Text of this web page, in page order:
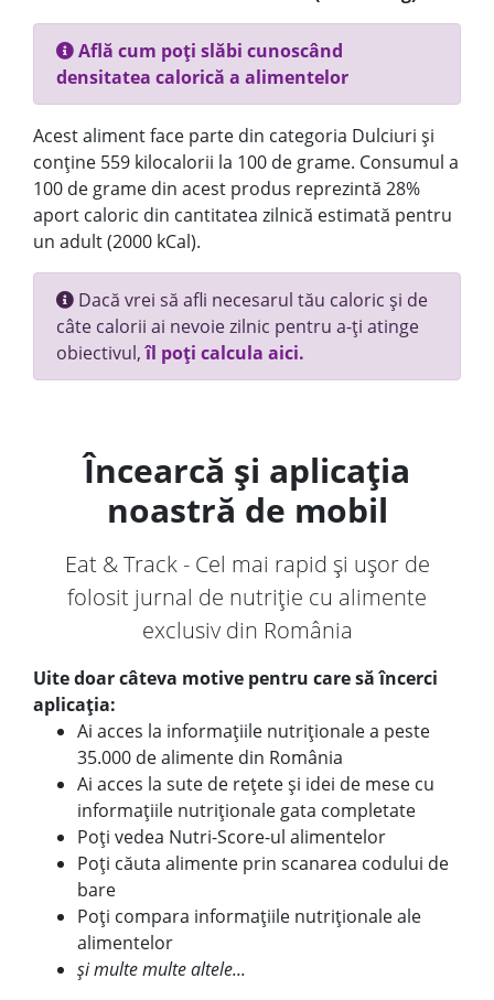
Află cum poți slăbi cunoscând
densitatea calorică a alimentelor
Acest aliment face parte din categoria Dulciuri și
conține 559 kilocalorii la 100 de grame. Consumul a
100 de grame din acest produs reprezintă 28%
aport caloric din cantitatea zilnică estimată pentru
un adult (2000 kCal).
Dacă vrei să afli necesarul tău caloric și de
câte calorii ai nevoie zilnic pentru a-ți atinge
obiectivul,îl poți calcula aici.
Încearcă și aplicația
noastră de mobil
Eat & Track - Cel mai rapid și ușor de
folosit jurnal de nutriție cu alimente
exclusiv din România
Uite doar câteva motive pentru care să încerci
aplicația:
Ai acces la informațiile nutriționale a peste
35.000 de alimente din România
Ai acces la sute de rețete și idei de mese cu
informațiile nutriționale gata completate
Poți vedea Nutri-Score-ul alimentelor
Poți căuta alimente prin scanarea codului de
bare
Poți compara informațiile nutriționale ale
alimentelor
și multe multe altele...